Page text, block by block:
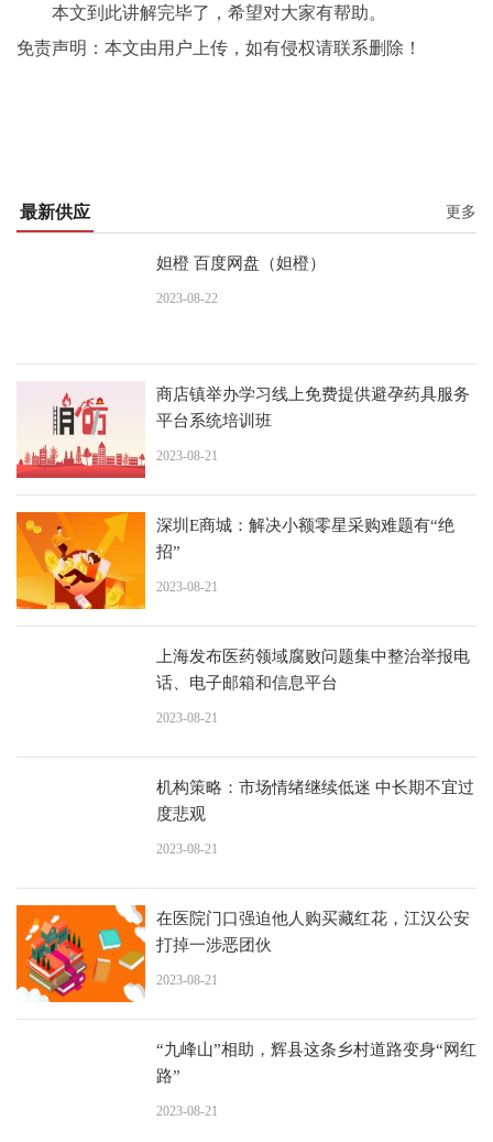
本文到此讲解完毕了，希望对大家有帮助。
免责声明：本文由用户上传，如有侵权请联系删除！
最新供应 更多
妲橙 百度网盘（妲橙）
2023-08-22
商店镇举办学习线上免费提供避孕药具服务
平台系统培训班
2023-08-21
深圳E商城：解决小额零星采购难题有“绝
招”
2023-08-21
上海发布医药领域腐败问题集中整治举报电
话、电子邮箱和信息平台
2023-08-21
机构策略：市场情绪继续低迷 中长期不宜过
度悲观
2023-08-21
在医院门口强迫他人购买藏红花，江汉公安
打掉一涉恶团伙
2023-08-21
“九峰山”相助，辉县这条乡村道路变身“网红
路”
2023-08-21